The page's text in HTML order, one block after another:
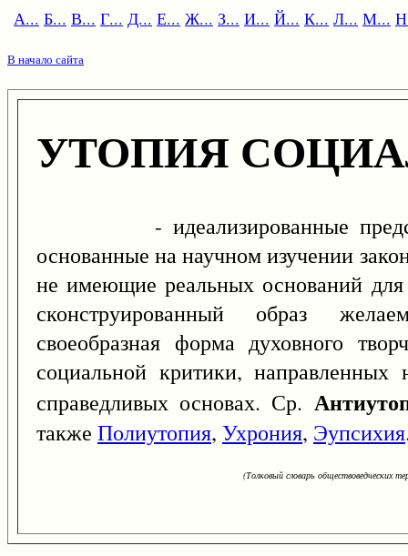
А... Б... В... Г... Д... Е... Ж... З... И... Й... К... Л... М...
В начало сайта
УТОПИЯ
- идеализированные
основанные на научном изучении
не имеющие реальных оснований
сконструированный образ
своеобразная форма духовного
социальной критики, направленных
справедливых основах. Ср.
также Полиутопия, Ухрония, Эупсихия
(Толковый словарь обществоведческих